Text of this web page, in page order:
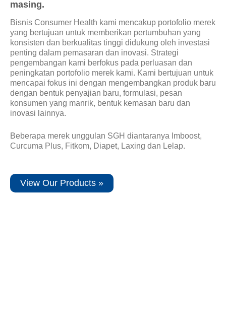
Karir
masing.
Bisnis Consumer Health kami mencakup portofolio merek
yang bertujuan untuk memberikan pertumbuhan yang
konsisten dan berkualitas tinggi didukung oleh investasi
penting dalam pemasaran dan inovasi. Strategi
pengembangan kami berfokus pada perluasan dan
peningkatan portofolio merek kami. Kami bertujuan untuk
mencapai fokus ini dengan mengembangkan produk baru
dengan bentuk penyajian baru, formulasi, pesan
konsumen yang manrik, bentuk kemasan baru dan
inovasi lainnya.
Beberapa merek unggulan SGH diantaranya Imboost,
Curcuma Plus, Fitkom, Diapet, Laxing dan Lelap.
View Our Products »